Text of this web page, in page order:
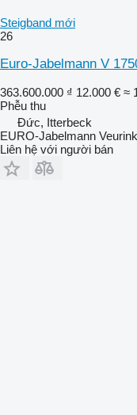
Steigband mới
26
Euro-Jabelmann V
363.600.000 ₫ 12.000 € ≈
Phễu thu
Đức, Itterbeck
EURO-Jabelmann
Liên hệ với người bán